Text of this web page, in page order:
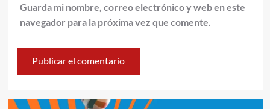
Guarda mi nombre, correo electrónico y web en este
navegador para la próxima vez que comente.